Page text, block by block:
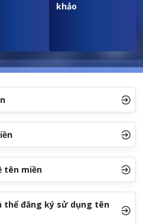
khảo
tên miền
thể đăng ký sử dụng tên